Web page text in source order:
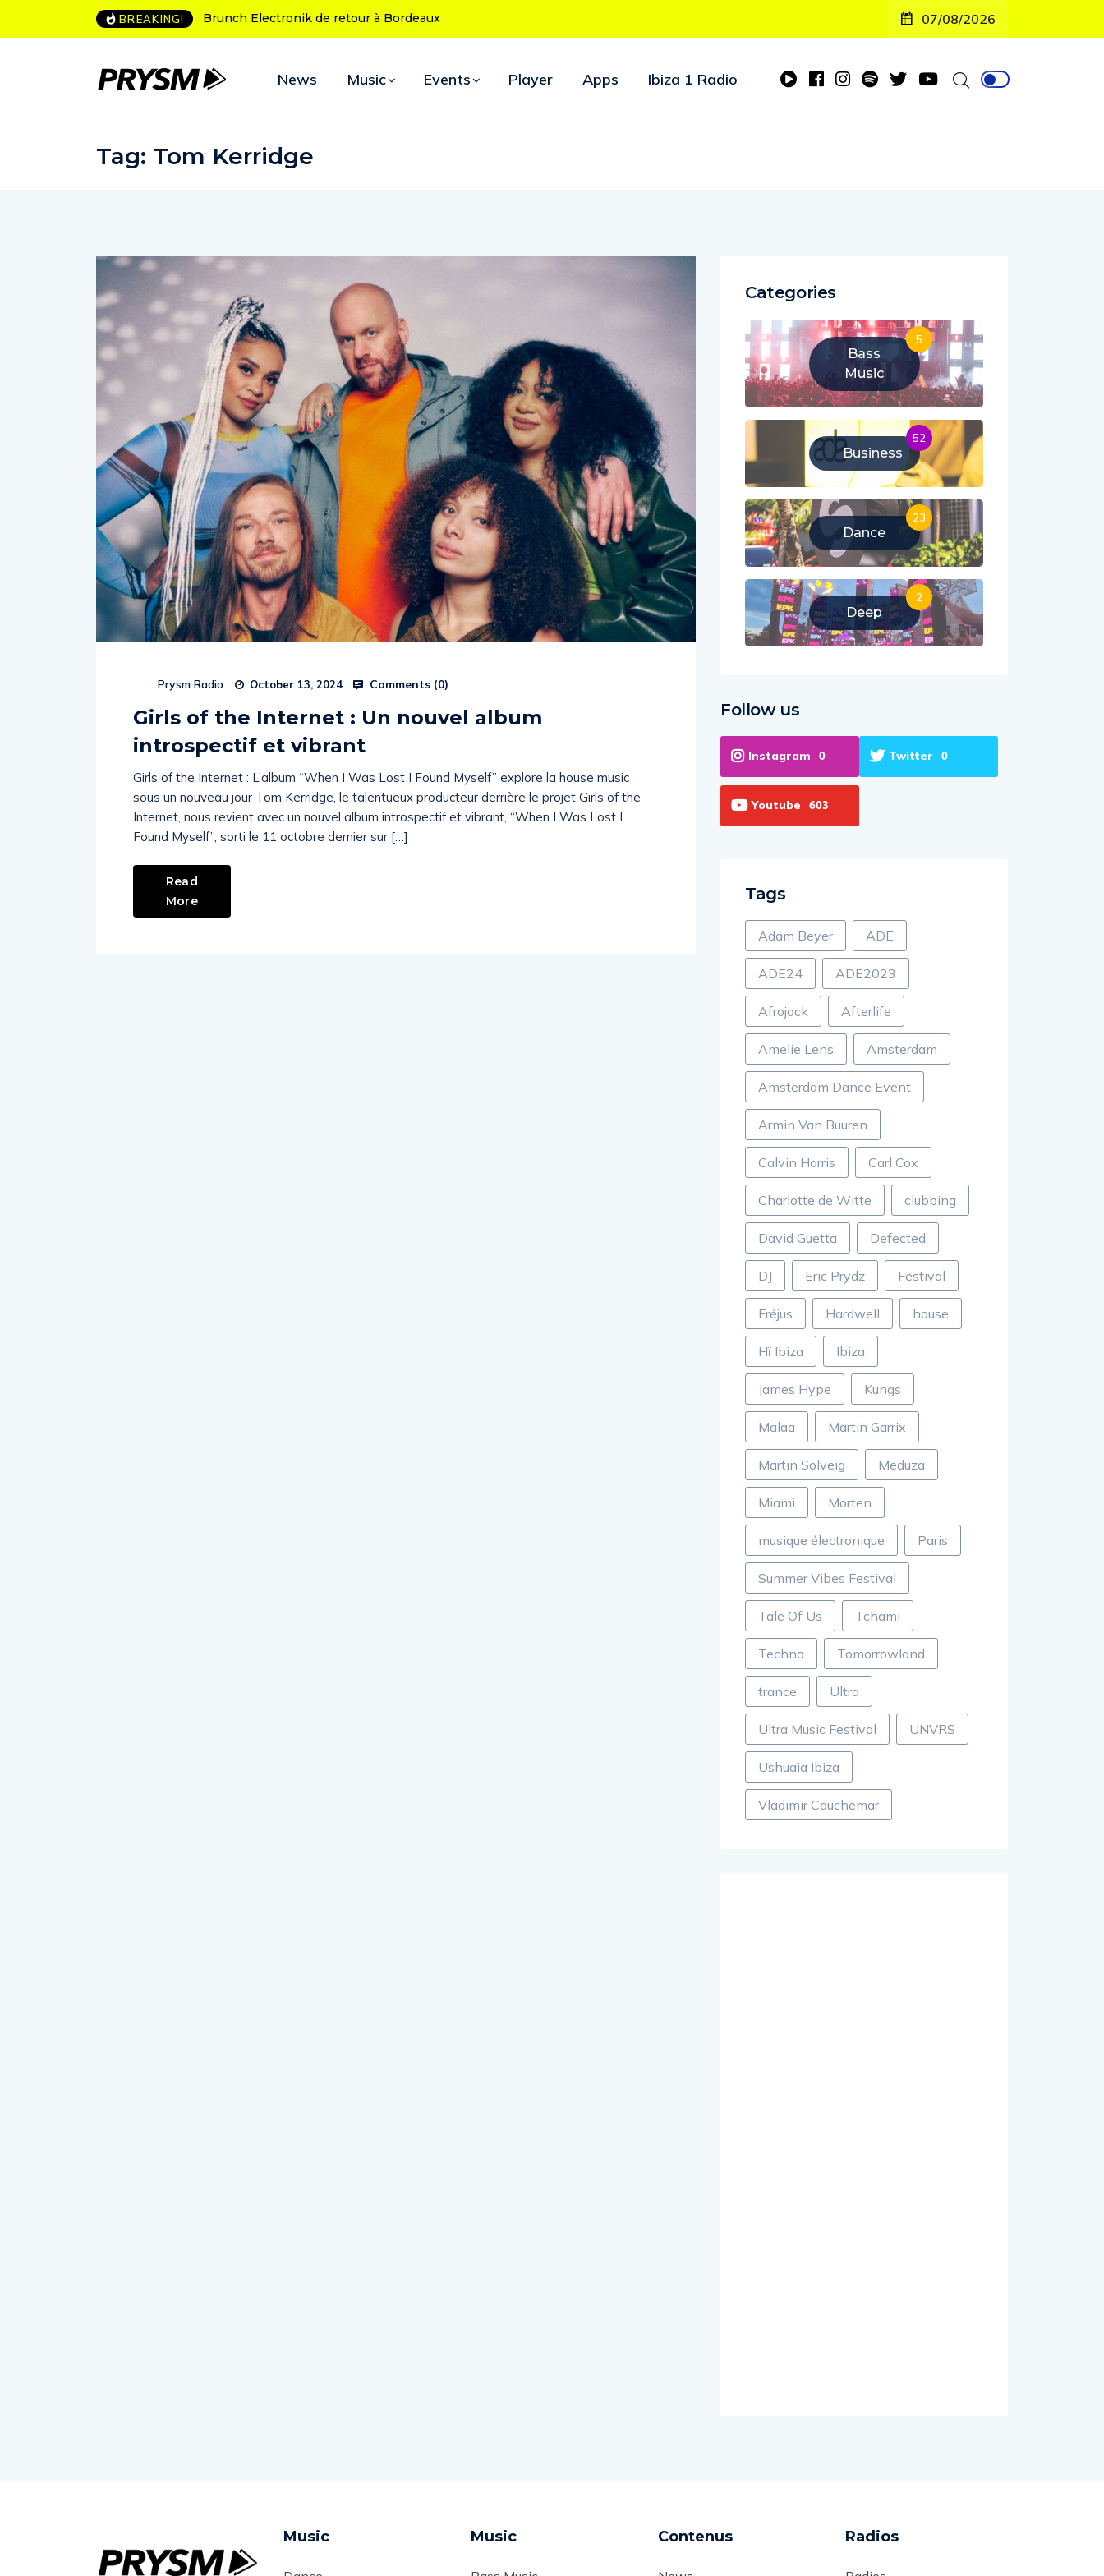
BREAKING!
Electronik de retour à BordeauxL’Amnesia Ibiza fête ses 50 ans : le
programme des soirées d’ouverture
07/08/2026
News Music Events Player Apps Ibiza 1 Radio
Tag: Tom Kerridge
Prysm Radio October 13, 2024 Comments (0)
Girls of the Internet : Un nouvel album
introspectif et vibrant
Girls of the Internet : L’album “When I Was Lost I Found Myself” explore la house music
sous un nouveau jour Tom Kerridge, le talentueux producteur derrière le projet Girls of the
Internet, nous revient avec un nouvel album introspectif et vibrant, “When I Was Lost I
Found Myself”, sorti le 11 octobre dernier sur […]
Read
More
Categories
Bass
Music
5
Business
52
Dance
23
Deep
2
Follow us
Instagram 0 Twitter 0
Youtube 603
Tags
Adam Beyer ADE
ADE24 ADE2023
Afrojack Afterlife
Amelie Lens Amsterdam
Amsterdam Dance Event
Armin Van Buuren
Calvin Harris Carl Cox
Charlotte de Witte clubbing
David Guetta Defected
DJ Eric Prydz Festival
Fréjus Hardwell house
Hï Ibiza Ibiza
James Hype Kungs
Malaa Martin Garrix
Martin Solveig Meduza
Miami Morten
musique électronique Paris
Summer Vibes Festival
Tale Of Us Tchami
Techno Tomorrowland
trance Ultra
Ultra Music Festival UNVRS
Ushuaia Ibiza
Vladimir Cauchemar
Music Music Contenus Radios